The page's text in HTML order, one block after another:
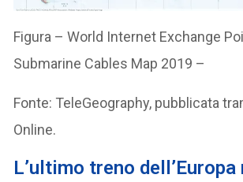
Figura – World Internet Exchange
Submarine Cables Map 2019 –
Fonte: TeleGeography, pubblicata
Online.
L’ultimo treno